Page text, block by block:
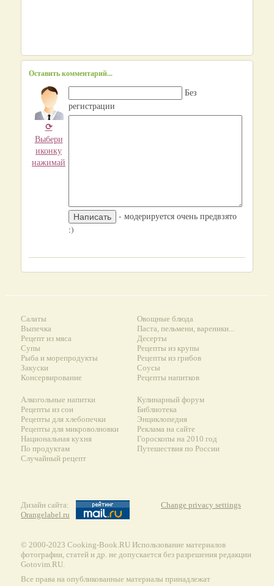
Оставить комментарий...
⟳
Выбери
иконку
нажимай
Без
регистрации
- модерируется очень предвзято
:)
Салаты
Выпечка
Рецепт из мяса
Супы
Рыба и морепродукты
Закуски
Консервирование
Овощные блюда
Паста, пельмени, вареники...
Десерты
Рецепты из крупы
Рецепты из грибов
Соусы
Рецепты напитков
Алкогольные напитки
Рецепты из сои
Рецепты для хлебопечки
Рецепты для микроволновки
Национальная кухня
По продуктам
Случайный рецепт
Кулинарный форум
Библиотека
Энциклопедия
Реклама на сайте
Гороскопы на 2010 год
Путешествия по России
Дизайн сайта:
Orangelabel.ru
Change privacy settings
© 2000-2023 Сooking-Book.RU Использование материалов
фотографии, статей и др. не допускается без разрешения редакции
Gotovim.RU.
Все права на опубликованные материалы принадлежат